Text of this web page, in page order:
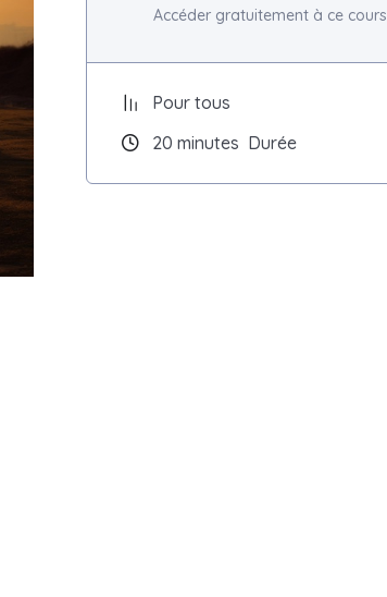
Accéder gratuitement à ce cours
Pour tous
20 minutes Durée